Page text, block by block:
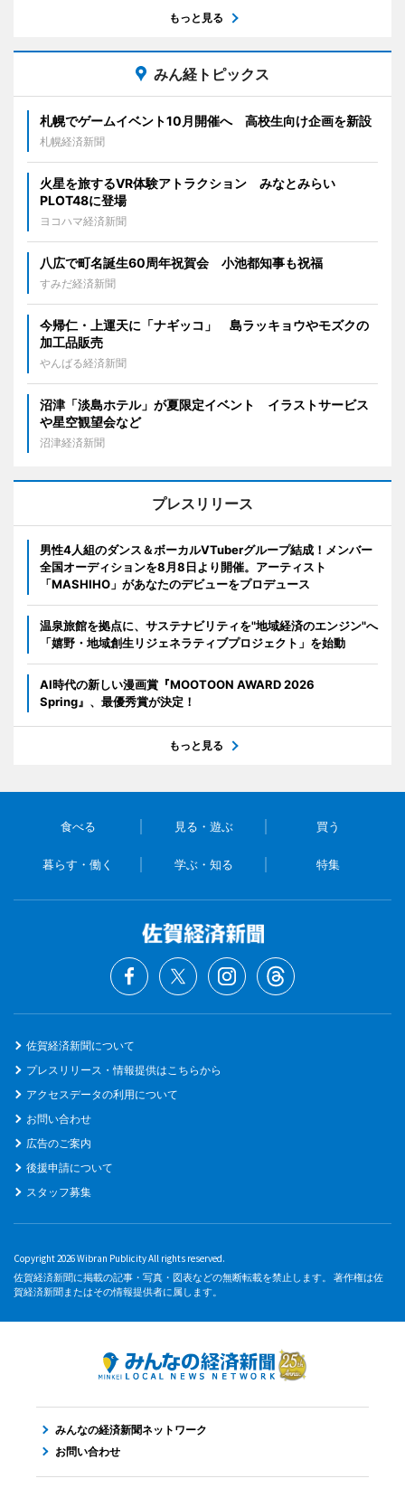
もっと見る
みん経トピックス
札幌でゲームイベント10月開催へ 高校生向け企画を新設
札幌経済新聞
火星を旅するVR体験アトラクション みなとみらい
PLOT48に登場
ヨコハマ経済新聞
八広で町名誕生60周年祝賀会 小池都知事も祝福
すみだ経済新聞
今帰仁・上運天に「ナギッコ」 島ラッキョウやモズクの
加工品販売
やんばる経済新聞
沼津「淡島ホテル」が夏限定イベント イラストサービス
や星空観望会など
沼津経済新聞
プレスリリース
男性4人組のダンス＆ボーカルVTuberグループ結成！メンバー
全国オーディションを8月8日より開催。アーティスト
「MASHIHO」があなたのデビューをプロデュース
温泉旅館を拠点に、サステナビリティを"地域経済のエンジン"へ
「嬉野・地域創生リジェネラティブプロジェクト」を始動
AI時代の新しい漫画賞『MOOTOON AWARD 2026
Spring』、最優秀賞が決定！
もっと見る
食べる 見る・遊ぶ 買う
暮らす・働く 学ぶ・知る 特集
佐賀経済新聞について
プレスリリース・情報提供はこちらから
アクセスデータの利用について
お問い合わせ
広告のご案内
後援申請について
スタッフ募集
Copyright 2026 Wibran Publicity All rights reserved.
佐賀経済新聞に掲載の記事・写真・図表などの無断転載を禁止します。 著作権は佐
賀経済新聞またはその情報提供者に属します。
みんなの経済新聞ネットワーク
お問い合わせ